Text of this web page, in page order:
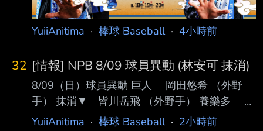
YuiiAnitima · 棒球 Baseball· 4小時前
32 [情報] NPB 8/09 球員異動 (林安可 抹消)
8/09（日）球員異動 巨人 岡田悠希 （外野
手） 抹消▼ 皆川岳飛 （外野手） 養樂多 松
本健吾 （投手） 抹消▼ 無 西武 山村崇嘉
YuiiAnitima · 棒球 Baseball· 2小時前